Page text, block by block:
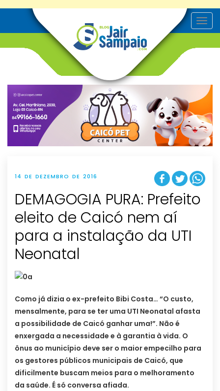
T
o
v
g
t
i
o
n
14 DE DEZEMBRO DE 2016
DEMAGOGIA PURA: Prefeito
eleito de Caicó nem aí
para a instalação da UTI
Neonatal
Como já dizia o ex-prefeito Bibi Costa… “O custo,
mensalmente, para se ter uma UTI Neonatal afasta
a possibilidade de Caicó ganhar uma!”. Não é
enxergada a necessidade e à garantia à vida. O
ônus ao município deve ser o maior empecilho para
os gestores públicos municipais de Caicó, que
dificilmente buscam meios para o melhoramento
da saúde. É só conversa afiada.